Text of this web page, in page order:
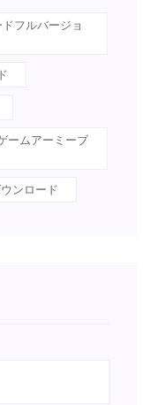
フルバージョ
ームアーミーブ
ンロード